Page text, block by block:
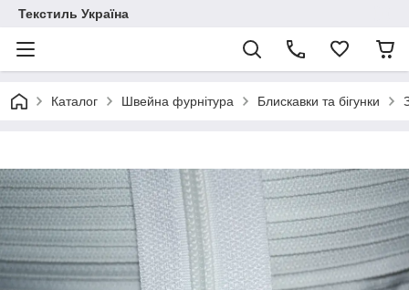
Текстиль Україна
Каталог Швейна фурнітура Блискавки та бігунки